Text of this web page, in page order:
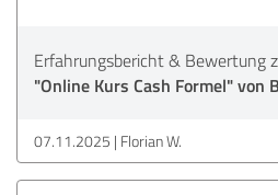
Erfahrungsbericht & Bewertung
"Online Kurs Cash Formel" von
07.11.2025 Florian W.